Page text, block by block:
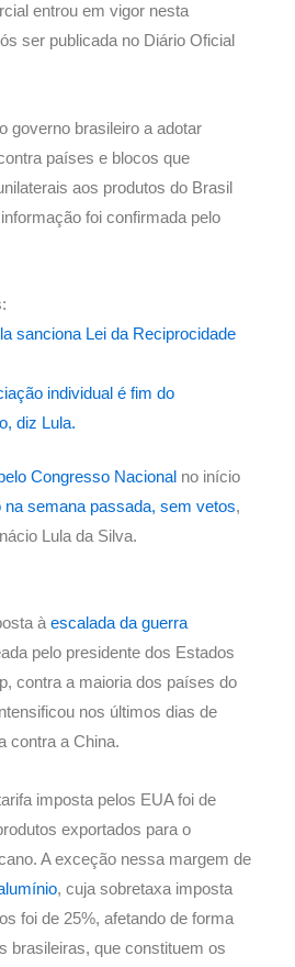
entrou em vigor nesta
ser publicada no Diário Oficial
governo brasileiro a adotar
países e blocos que
aos produtos do Brasil
foi confirmada pelo
sanciona Lei da Reciprocidade
individual é fim do
diz Lula.
Congresso Nacional no início
na semana passada, sem vetos,
Lula da Silva.
àescalada da guerra
pelo presidente dos Estados
contra a maioria dos países do
nos últimos dias de
contra a China.
imposta pelos EUA foi de
exportados para o
A exceção nessa margem de
, cuja sobretaxa imposta
foi de 25%, afetando de forma
brasileiras, que constituem os